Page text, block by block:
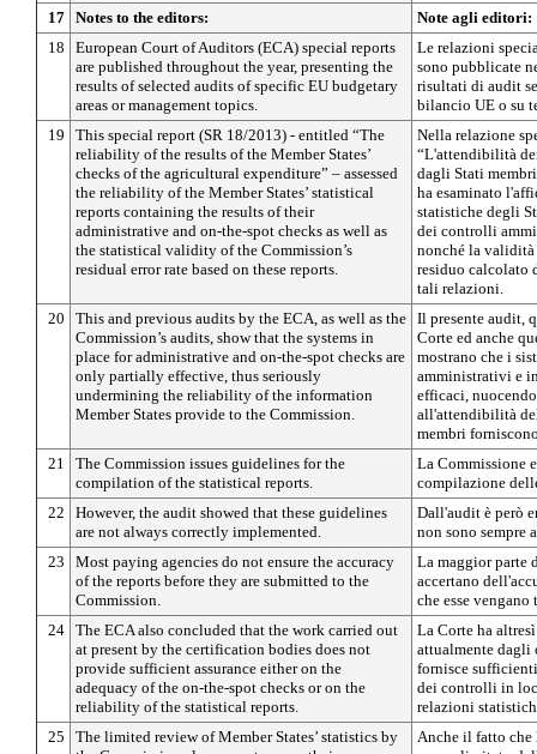
17 Notes to the editors:
Note agli editori:
18
European Court of Auditors (ECA) special reports
are published throughout the year, presenting the
results of selected audits of specific EU budgetary
areas or management topics.
Le relazioni
sono pubblicate
risultati di audit
bilancio UE o su
19
This special report (SR 18/2013) - entitled “The
reliability of the results of the Member States’
checks of the agricultural expenditure” – assessed
the reliability of the Member States’ statistical
reports containing the results of their
administrative and on-the-spot checks as well as
the statistical validity of the Commission’s
residual error rate based on these reports.
Nella relazione
“L'attendibilità
dagli Stati
ha esaminato
statistiche degli
dei controlli
nonché la validità
residuo calcolato
tali relazioni.
20
This and previous audits by the ECA, as well as the
Commission’s audits, show that the systems in
place for administrative and on-the-spot checks are
only partially effective, thus seriously
undermining the reliability of the information
Member States provide to the Commission.
Il presente audit,
Corte ed anche
mostrano che i
amministrativi e
efficaci,
all'attendibilità
membri
21
The Commission issues guidelines for the
compilation of the statistical reports.
La Commissione
compilazione
22
However, the audit showed that these guidelines
are not always correctly implemented.
Dall'audit è però
non sono sempre
23
Most paying agencies do not ensure the accuracy
of the reports before they are submitted to the
Commission.
La maggior parte
accertano
che esse vengano
24 The ECA also concluded that the work carried out
at present by the certification bodies does not
provide sufficient assurance either on the
adequacy of the on-the-spot checks or on the
reliability of the statistical reports.
La Corte ha
attualmente dagli
fornisce
dei controlli in
relazioni
25
The limited review of Member States’ statistics by
Anche il fatto che